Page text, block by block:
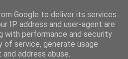
Google to deliver its services
IP address and user-agent are
with performance and security
service, generate usage
address abuse.